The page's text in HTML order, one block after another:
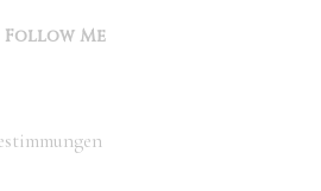
Follow Me